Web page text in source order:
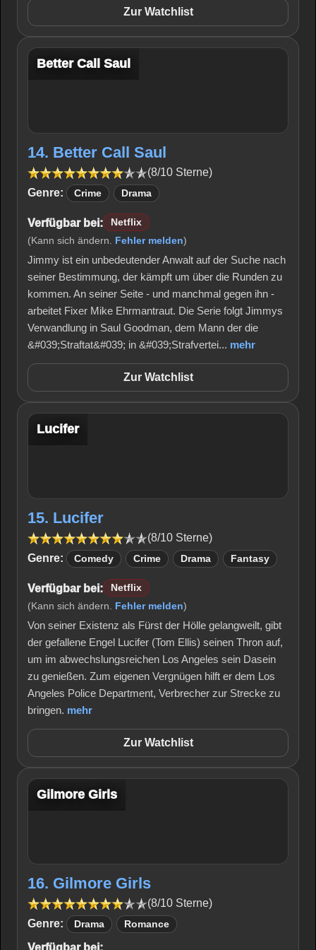
Zur Watchlist
Better Call Saul
14. Better Call Saul
(8/10 Sterne)
Genre:
Crime Drama
Verfügbar bei:
Netflix
(Kann sich ändern. Fehler melden)
Jimmy ist ein unbedeutender Anwalt auf der Suche nach
seiner Bestimmung, der kämpft um über die Runden zu
kommen. An seiner Seite - und manchmal gegen ihn -
arbeitet Fixer Mike Ehrmantraut. Die Serie folgt Jimmys
Verwandlung in Saul Goodman, dem Mann der die
&#039;Straftat&#039; in &#039;Strafvertei... mehr
Zur Watchlist
Lucifer
15. Lucifer
(8/10 Sterne)
Genre:
Comedy Crime Drama Fantasy
Verfügbar bei:
Netflix
(Kann sich ändern. Fehler melden)
Von seiner Existenz als Fürst der Hölle gelangweilt, gibt
der gefallene Engel Lucifer (Tom Ellis) seinen Thron auf,
um im abwechslungsreichen Los Angeles sein Dasein
zu genießen. Zum eigenen Vergnügen hilft er dem Los
Angeles Police Department, Verbrecher zur Strecke zu
bringen. mehr
Zur Watchlist
Gilmore Girls
16. Gilmore Girls
(8/10 Sterne)
Genre:
Drama Romance
Verfügbar bei: